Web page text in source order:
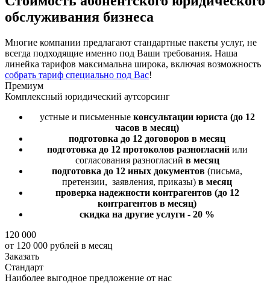
обслуживания бизнеса
Многие компании предлагают стандартные пакеты услуг, не
всегда подходящие именно под Ваши требования. Наша
линейка тарифов максимальна широка, включая возможность
собрать тариф специально под Вас!
Премиум
Комплексный юридический аутсорсинг
устные и письменные консультации юриста (до 12
часов в месяц)
подготовка до 12 договоров в месяц
подготовка до 12 протоколов разногласийили
согласования разногласий в месяц
подготовка до 12 иных документов (письма,
претензии, заявления, приказы) в месяц
проверка надежности контрагентов (до 12
контрагентов в месяц)
скидка на другие услуги - 20 %
120 000
от 120 000 рублей в месяц
Заказать
Стандарт
Наиболее выгодное предложение от нас